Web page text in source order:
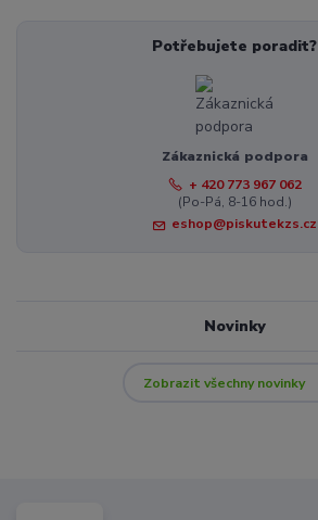
Potřebujete poradit?
Zákaznická podpora
+ 420 773 967 062
(Po-Pá, 8-16 hod.)
eshop@piskutekzs.cz
Novinky
Zobrazit všechny novinky